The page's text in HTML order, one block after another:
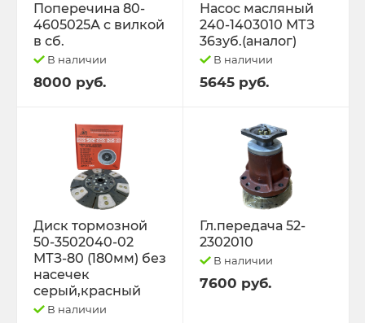
Поперечина 80-
4605025А с вилкой
в сб.
В наличии
8000 руб.
Насос масляный
240-1403010 МТЗ
36зуб.(аналог)
В наличии
5645 руб.
Диск тормозной
50-3502040-02
МТЗ-80 (180мм) без
насечек
серый,красный
В наличии
Гл.передача 52-
2302010
В наличии
7600 руб.